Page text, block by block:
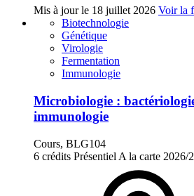
Mis à jour le 18 juillet 2026 Voir la
Biotechnologie
Génétique
Virologie
Fermentation
Immunologie
Microbiologie :
immunologie
Cours, BLG104
6 crédits Présentiel A la carte 2026/